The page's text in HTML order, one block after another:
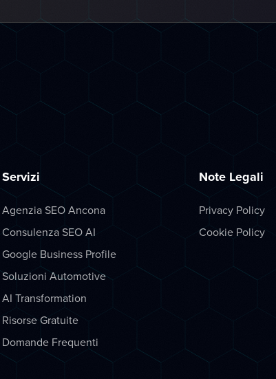
Servizi
Agenzia SEO Ancona
Consulenza SEO AI
Google Business Profile
Soluzioni Automotive
AI Transformation
Risorse Gratuite
Domande Frequenti
Note Legali
Privacy Policy
Cookie Policy